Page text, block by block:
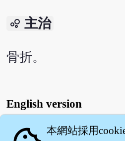
bubble_chart 主治
骨折。
English version
本網站採用